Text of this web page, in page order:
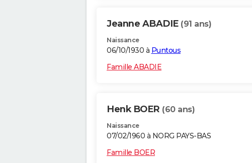
Jeanne ABADIE (91 ans)
Naissance
06/10/1930 à Puntous
Famille ABADIE
Henk BOER (60 ans)
Naissance
07/02/1960 à NORG PAYS-BAS
Famille BOER